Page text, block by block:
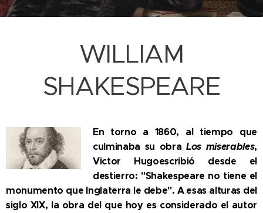
WILLIAM
SHAKESPEARE
En torno a 1860, al tiempo que
culminaba su obra Los miserables,
Victor Hugoescribió desde el
destierro: "Shakespeare no tiene el
monumento que Inglaterra le debe". A esas alturas del
siglo XIX, la obra del que hoy es considerado el autor